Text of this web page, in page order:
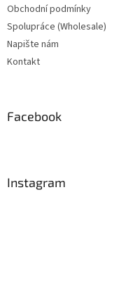
Obchodní podmínky
Spolupráce (Wholesale)
Napište nám
Kontakt
Facebook
Instagram